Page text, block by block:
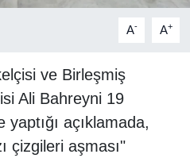
A- A+
ve Birleşmiş
Ali Bahreyni 19
açıklamada,
çizgileri aşması"